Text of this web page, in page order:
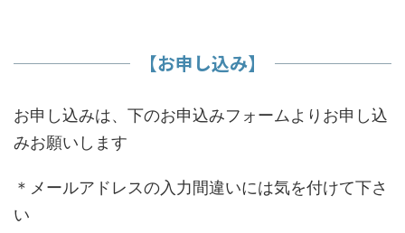
【お申し込み】
お申し込みは、下のお申込みフォームよりお申し込
みお願いします
＊メールアドレスの入力間違いには気を付けて下さ
い